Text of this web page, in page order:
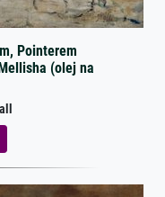
Pointerem
(olej na